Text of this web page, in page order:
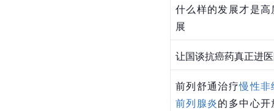
什么样的发展才是高
展
让国谈抗癌药真正进
前列舒通治疗慢性非
前列腺炎的多中心开